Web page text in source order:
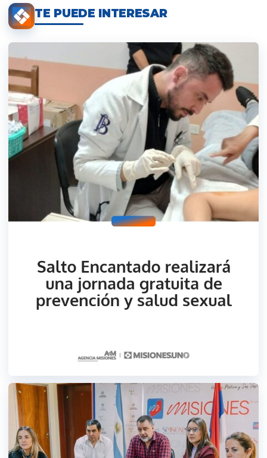
TE PUEDE INTERESAR